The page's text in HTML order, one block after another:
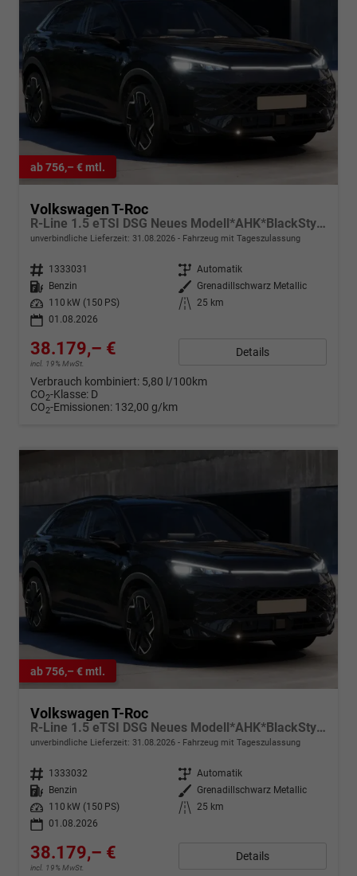
ab 756,– € mtl.
Volkswagen T-Roc
R-Line 1.5 eTSI DSG Neues Modell*AHK*BlackStyle*Matrix*19"*Android Auto*EasyOpen*SHZ*Kamera*ParkAsstPro*ACC*Keyless
unverbindliche Lieferzeit: 31.08.2026 Fahrzeug mit Tageszulassung
Fahrzeugnr. 1333031 Getriebe Automatik
Kraftstoff
Benzin Außenfarbe
Grenadillschwarz Metallic
Leistung
110 kW (150 PS) Kilometerstand
25 km
01.08.2026
38.179,– €
incl. 19% MwSt.
Details
Verbrauch kombiniert: 5,80 l/100km
CO2-Klasse: D
CO2-Emissionen: 132,00 g/km
ab 756,– € mtl.
Volkswagen T-Roc
R-Line 1.5 eTSI DSG Neues Modell*AHK*BlackStyle*Matrix*19"*Android Auto*EasyOpen*SHZ*Kamera*ParkAsstPro*ACC*Keyless
unverbindliche Lieferzeit: 31.08.2026 Fahrzeug mit Tageszulassung
Fahrzeugnr. 1333032 Getriebe Automatik
Kraftstoff
Benzin Außenfarbe
Grenadillschwarz Metallic
Leistung
110 kW (150 PS) Kilometerstand
25 km
01.08.2026
38.179,– €
incl. 19% MwSt.
Details